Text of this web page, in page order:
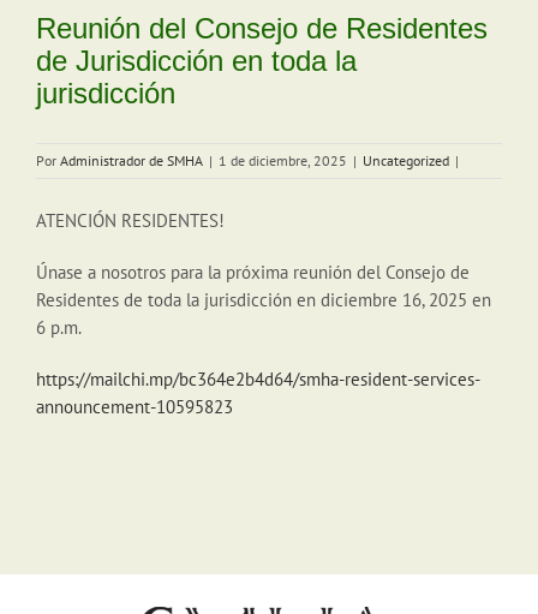
Reunión del Consejo de Residentes
de Jurisdicción en toda la
jurisdicción
Por Administrador de SMHA | 1 de diciembre, 2025 | Uncategorized |
ATENCIÓN RESIDENTES!
Únase a nosotros para la próxima reunión del Consejo de
Residentes de toda la jurisdicción en diciembre 16, 2025 en
6 p.m.
https://mailchi.mp/bc364e2b4d64/smha-resident-services-
announcement-10595823